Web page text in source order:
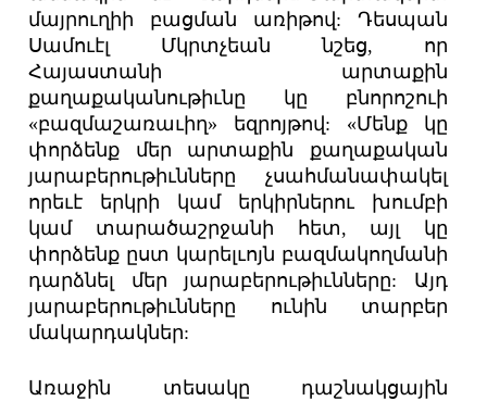
մայրուղիի բացման առիթով: Դեսպան
Սամուէլ Մկրտչեան նշեց, որ
Հայաստանի արտաքին
քաղաքականութիւնը կը բնորոշուի
«բազմաշառաւիղ» եզրոյթով: «Մենք կը
փորձենք մեր արտաքին քաղաքական
յարաբերութիւնները չսահմանափակել
որեւէ երկրի կամ երկիրներու խումբի
կամ տարածաշրջանի հետ, այլ կը
փորձենք ըստ կարելւոյն բազմակողմանի
դարձնել մեր յարաբերութիւնները: Այդ
յարաբերութիւնները ունին տարբեր
մակարդակներ:
Առաջին տեսակը դաշնակցային